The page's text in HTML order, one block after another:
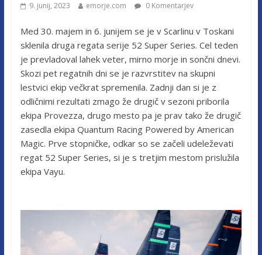
9. junij, 2023 emorje.com 0 Komentarjev
Med 30. majem in 6. junijem se je v Scarlinu v Toskani
sklenila druga regata serije 52 Super Series. Cel teden
je prevladoval lahek veter, mirno morje in sončni dnevi.
Skozi pet regatnih dni se je razvrstitev na skupni
lestvici ekip večkrat spremenila. Zadnji dan si je z
odličnimi rezultati zmago že drugič v sezoni priborila
ekipa Provezza, drugo mesto pa je prav tako že drugič
zasedla ekipa Quantum Racing Powered by American
Magic. Prve stopničke, odkar so se začeli udeleževati
regat 52 Super Series, si je s tretjim mestom prislužila
ekipa Vayu.